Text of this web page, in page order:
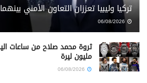
تركيا وليبيا تعززان التعاون الأمني بينهما
06/08/2026
مليون ليرة